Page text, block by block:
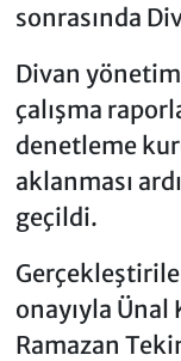
sonrasında
Divan
çalışma
denetleme
aklanması
geçildi.
onayıyla Ünal
Ramazan